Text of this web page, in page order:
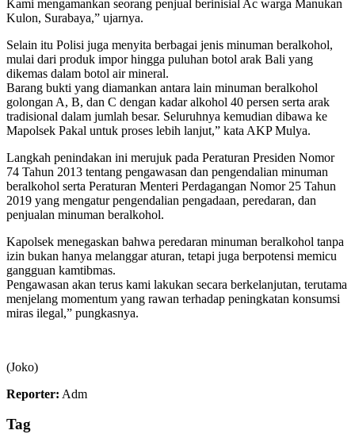
Kami mengamankan seorang penjual berinisial Ac warga Manukan
Kulon, Surabaya,” ujarnya.
Selain itu Polisi juga menyita berbagai jenis minuman beralkohol,
mulai dari produk impor hingga puluhan botol arak Bali yang
dikemas dalam botol air mineral.
Barang bukti yang diamankan antara lain minuman beralkohol
golongan A, B, dan C dengan kadar alkohol 40 persen serta arak
tradisional dalam jumlah besar. Seluruhnya kemudian dibawa ke
Mapolsek Pakal untuk proses lebih lanjut,” kata AKP Mulya.
Langkah penindakan ini merujuk pada Peraturan Presiden Nomor
74 Tahun 2013 tentang pengawasan dan pengendalian minuman
beralkohol serta Peraturan Menteri Perdagangan Nomor 25 Tahun
2019 yang mengatur pengendalian pengadaan, peredaran, dan
penjualan minuman beralkohol.
Kapolsek menegaskan bahwa peredaran minuman beralkohol tanpa
izin bukan hanya melanggar aturan, tetapi juga berpotensi memicu
gangguan kamtibmas.
Pengawasan akan terus kami lakukan secara berkelanjutan, terutama
menjelang momentum yang rawan terhadap peningkatan konsumsi
miras ilegal,” pungkasnya.
(Joko)
Reporter: Adm
Tag